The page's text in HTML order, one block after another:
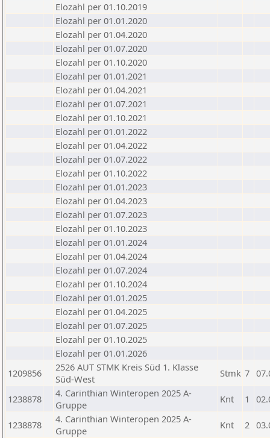
Elozahl per 01.10.2019
Elozahl per 01.01.2020
Elozahl per 01.04.2020
Elozahl per 01.07.2020
Elozahl per 01.10.2020
Elozahl per 01.01.2021
Elozahl per 01.04.2021
Elozahl per 01.07.2021
Elozahl per 01.10.2021
Elozahl per 01.01.2022
Elozahl per 01.04.2022
Elozahl per 01.07.2022
Elozahl per 01.10.2022
Elozahl per 01.01.2023
Elozahl per 01.04.2023
Elozahl per 01.07.2023
Elozahl per 01.10.2023
Elozahl per 01.01.2024
Elozahl per 01.04.2024
Elozahl per 01.07.2024
Elozahl per 01.10.2024
Elozahl per 01.01.2025
Elozahl per 01.04.2025
Elozahl per 01.07.2025
Elozahl per 01.10.2025
Elozahl per 01.01.2026
1209856
2526 AUT STMK Kreis Süd 1. Klasse
Süd-West
Stmk 7
1238878
4. Carinthian Winteropen 2025 A-
Gruppe
Knt 1
1238878
4. Carinthian Winteropen 2025 A-
Gruppe
Knt 2